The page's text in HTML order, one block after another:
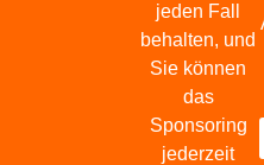
jeden Fall
behalten, und
Sie können
das
Sponsoring
jederzeit